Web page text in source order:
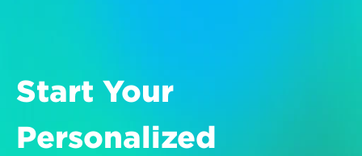
Start Your
Personalized